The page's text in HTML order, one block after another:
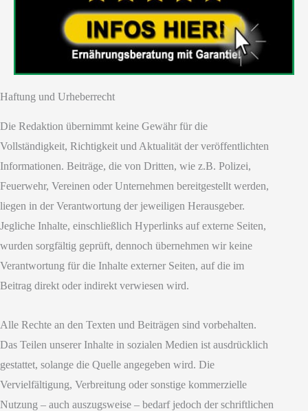
Haftung und Urheberrecht
Die Redaktion übernimmt keine Gewähr für die
Vollständigkeit, Richtigkeit und Aktualität der veröffentlichten
Informationen. Beiträge, die von Dritten, wie z.B. Polizei,
Feuerwehr, Vereinen oder Unternehmen bereitgestellt werden,
liegen in der Verantwortung der jeweiligen Herausgeber.
Jegliche Inhalte, einschließlich Hyperlinks auf externe Seiten,
wurden sorgfältig geprüft, dennoch übernehmen wir keine
Verantwortung für die Inhalte externer Seiten, auf die im
Beitrag direkt oder indirekt verwiesen wird.
Alle Rechte an den Texten und Beiträgen sind vorbehalten.
Das Teilen unserer Inhalte in sozialen Medien ist ausdrücklich
gestattet, solange die Quelle angegeben wird. Die
Vervielfältigung, Verbreitung oder sonstige kommerzielle
Nutzung – auch auszugsweise – bedarf jedoch der schriftlichen